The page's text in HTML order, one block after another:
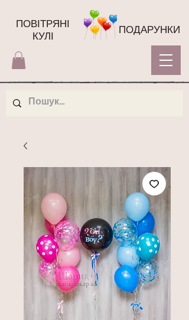
ПОВІТРЯНІ
КУЛІ
ПОДАРУНКИ